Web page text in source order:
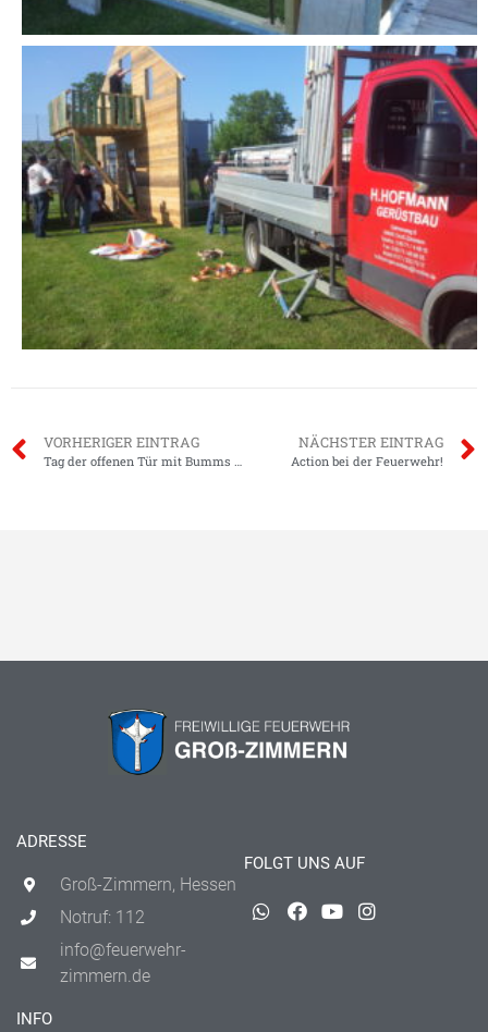
VORHERIGER EINTRAG NÄCHSTER EINTRAG
Action bei der Feuerwehr!
ADRESSE
Groß-Zimmern, Hessen
Notruf: 112
info@feuerwehr-
zimmern.de
FOLGT UNS AUF
INFO